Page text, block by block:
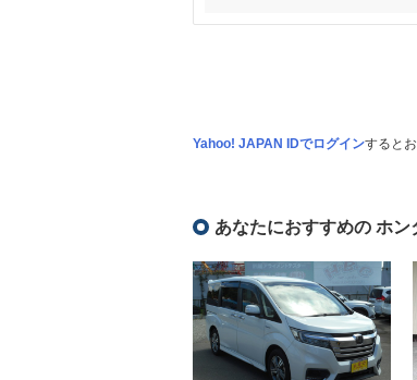
Yahoo! JAPAN IDでログインすると
あなたにおすすめの ホ